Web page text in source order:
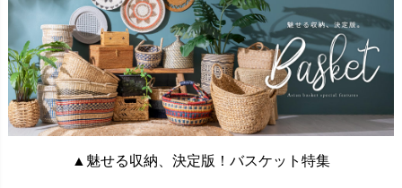
▲魅せる収納、決定版！バスケット特集